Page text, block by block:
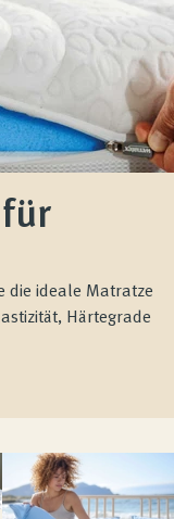
die ideale Matratze
Härtegrade